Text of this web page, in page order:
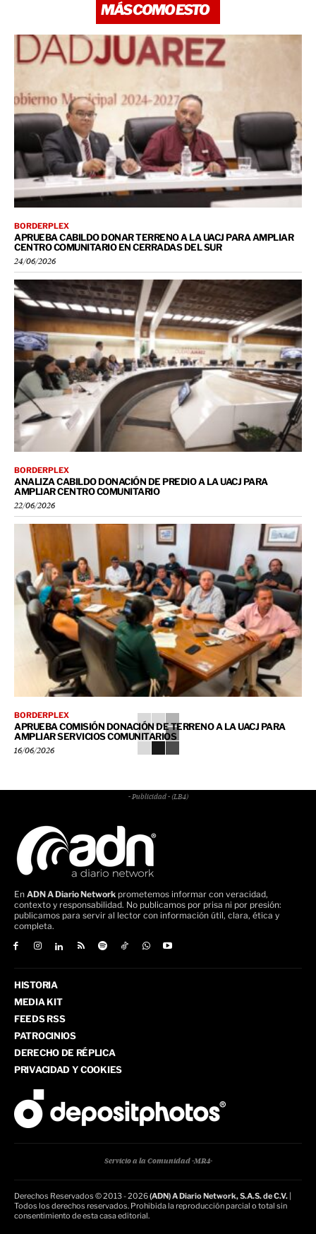
MÁS COMO ESTO
BORDERPLEX
APRUEBA CABILDO DONAR TERRENO A LA UACJ PARA AMPLIAR
CENTRO COMUNITARIO EN CERRADAS DEL SUR
24/06/2026
BORDERPLEX
ANALIZA CABILDO DONACIÓN DE PREDIO A LA UACJ PARA
AMPLIAR CENTRO COMUNITARIO
22/06/2026
BORDERPLEX
APRUEBA COMISIÓN DONACIÓN DE TERRENO A LA UACJ PARA
AMPLIAR SERVICIOS COMUNITARIOS
16/06/2026
- Publicidad - (LB4)
En ADN A Diario Network prometemos informar con veracidad,
contexto y responsabilidad. No publicamos por prisa ni por presión:
publicamos para servir al lector con información útil, clara, ética y
completa.
HISTORIA
MEDIA KIT
FEEDS RSS
PATROCINIOS
DERECHO DE RÉPLICA
PRIVACIDAD Y COOKIES
Servicio a la Comunidad -MR4-
Derechos Reservados © 2013 - 2026(ADN) A Diario Network, S.A.S. de C.V.
Todos los derechos reservados. Prohibida la reproducción parcial o total sin
consentimiento de esta casa editorial.